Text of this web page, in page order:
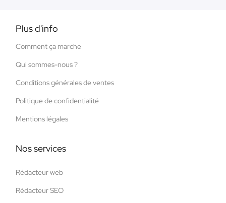
Plus d'info
Comment ça marche
Qui sommes-nous ?
Conditions générales de ventes
Politique de confidentialité
Mentions légales
Nos services
Rédacteur web
Rédacteur SEO